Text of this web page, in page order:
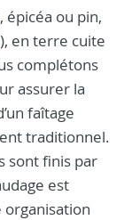
épicéa ou pin,
en terre cuite
complétons
assurer la
faîtage
traditionnel.
sont finis par
est